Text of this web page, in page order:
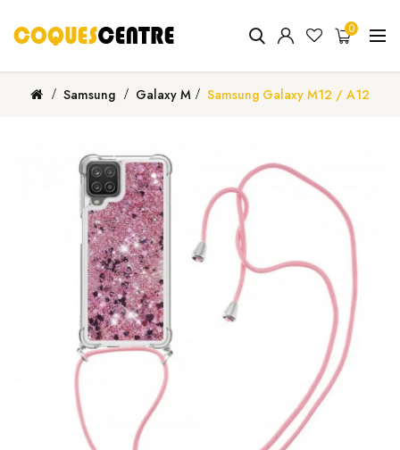
0
Samsung Galaxy M Samsung Galaxy M12 / A12